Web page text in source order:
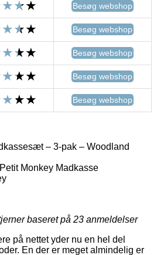
Besøg webshop
Besøg webshop
Besøg webshop
Besøg webshop
Besøg webshop
– 3-pak – Woodland
Monkey Madkasse
baseret på 23 anmeldelser
på nettet yder nu en hel del
En der er meget almindelig er